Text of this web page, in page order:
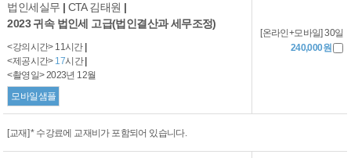
법인세실무 | CTA 김태원 |
2023 귀속 법인세 고급(법인결산과 세무조정)
<강의시간> 11시간
<제공시간> 17시간
<촬영일> 2023년 12월
모바일샘플
[온라인+모바일] 30일
240,000원
[교재] * 수강료에 교재비가 포함되어 있습니다.